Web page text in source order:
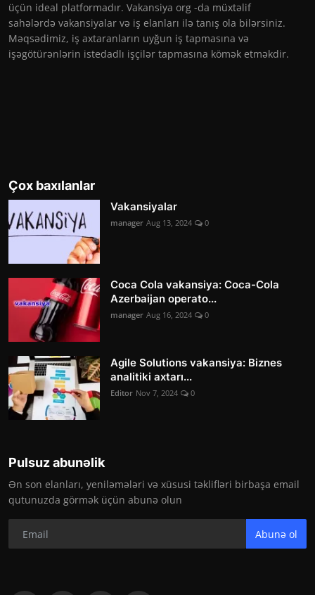
üçün ideal platformadır. Vakansiya org -da müxtəlif
sahələrdə vakansiyalar və iş elanları ilə tanış ola bilərsiniz.
Məqsədimiz, iş axtaranların uyğun iş tapmasına və
işəgötürənlərin istedadlı işçilər tapmasına kömək etməkdir.
Çox baxılanlar
Vakansiyalar
manager Aug 13, 2024 0
Coca Cola vakansiya: Coca-Cola
Azerbaijan operato...
manager Aug 16, 2024 0
Agile Solutions vakansiya: Biznes
analitiki axtarı...
Editor Nov 7, 2024 0
Pulsuz abunəlik
Ən son elanları, yeniləmələri və xüsusi təklifləri birbaşa email
qutunuzda görmək üçün abunə olun
Abunə ol